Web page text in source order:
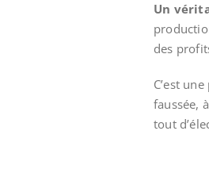
Un
des
C’est
faussée,
tout